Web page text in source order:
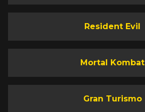
Resident Evil
Mortal Kombat
Gran Turismo